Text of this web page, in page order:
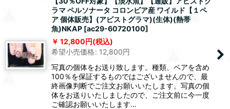
ラマ ペルソナータ コロンビア産 ワイルド【１ペ
ア 個体販売】(アピストグラマ)(生体)(熱帯
魚)NKAP [ac29-60720100]
12,800円(税込)
希望小売価格: 12,800円
写真の個体をお送り致します。種類、ペアを含め
100％を保証するものではございませんので、最
終画像判断でご注文お願いいたします。写真の個
体をお送りいたしましたので、ご注文前に今一度
ご確認お願いいたします…